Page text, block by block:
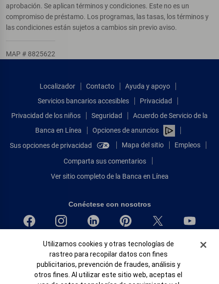
aprobación. Se aplican términos y condiciones. Este no es un
compromiso de préstamo. Los programas, las tasas, los términos y
las condiciones están sujetos a cambios sin previo aviso.
MAP # 8825622
Localizador Contacto
Ayuda y apoyo
Servicios bancarios accesibles
Privacidad
Privacidad de los niños
Seguridad
Acuerdo de Servicio de la
Banca en Línea
Opciones de anuncios
Sus opciones de privacidad
Mapa del sitio Empleos
Comparta sus comentarios
Ver sitio completo de la Banca en Línea
Conéctese con nosotros
Bank of America, N.A. Miembro de FDIC.
Igualdad de oportunidades en préstamos para viviendas
© 2026 Bank of America Corporation.
Todos Los Derechos Reservados.
Banner de Cookies
Utilizamos cookies y otras tecnologías de
rastreo para recopilar datos con fines
publicitarios, prevención de fraudes, análisis y
otros fines. Al utilizar este sitio web, aceptas el